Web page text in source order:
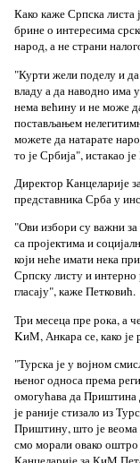
Како каже Српска листа
брине о интересима
народ, а не страни
"Курти жели поделу и
владу а да наводно има
нема већину и не може
постављањем
можете да натарате
то је Србија", истакао
Директор Канцеларије
представника Срба у
"Ови избори су важни
са пројектима и
који неће имати нека
Српску листу и
гласају", каже Петковић.
Три месеца пре рока, а
KиМ, Анкара се, како је
"Турска је у војном
њеног односа према
омогућава да
је раније стизало из
Приштину, што је веома
смо морали овако оштро